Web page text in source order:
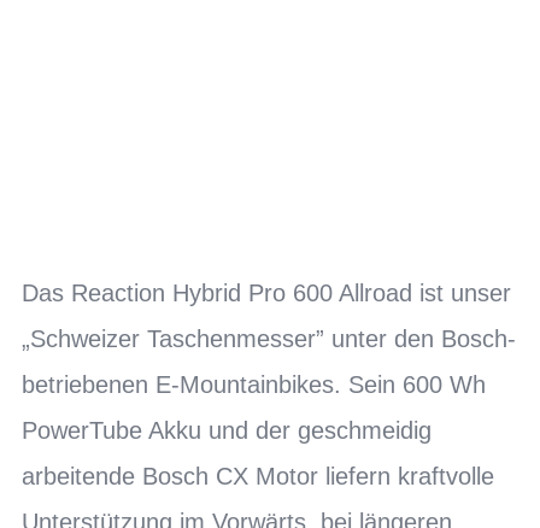
Das Reaction Hybrid Pro 600 Allroad ist unser
„Schweizer Taschenmesser” unter den Bosch-
betriebenen E-Mountainbikes. Sein 600 Wh
PowerTube Akku und der geschmeidig
arbeitende Bosch CX Motor liefern kraftvolle
Unterstützung im Vorwärts, bei längeren